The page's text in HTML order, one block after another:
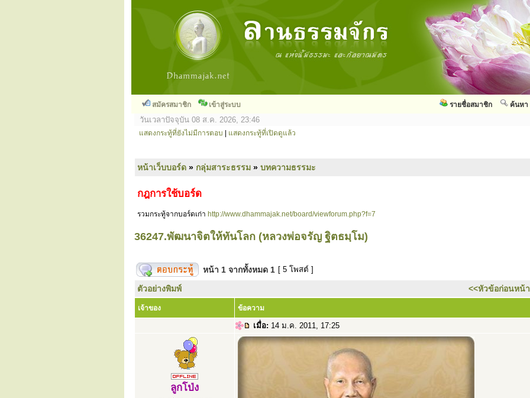
สมัครสมาชิก เข้าสู่ระบบ ค้นหา
รายชื่อสมาชิก
วันเวลาปัจจุบัน 08 ส.ค. 2026, 23:46
แสดงกระทู้ที่ยังไม่มีการตอบ แสดงกระทู้ที่เปิดดูแล้ว
หน้าเว็บบอร์ด » กลุ่มสาระธรรม » บทความธรรมะ
กฎการใช้บอร์ด
รวมกระทู้จากบอร์ดเก่า http://www.dhammajak.net/board/viewforum.php?f=7
36247.พัฒนาจิตให้ทันโลก (หลวงพ่อจรัญ ฐิตธมฺโม)
หน้า 1 จากทั้งหมด 1 [ 5 โพสต์ ]
ตัวอย่างพิมพ์ <<หัวข้อก่อนหน้า
เจ้าของ ข้อความ
เมื่อ: 14 ม.ค. 2011, 17:25
ลูกโป่ง